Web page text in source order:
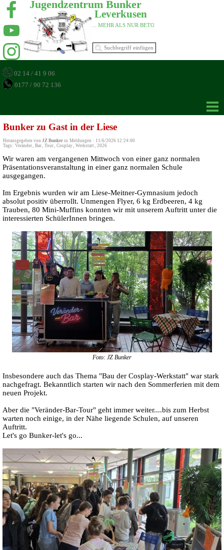
Jugendzentrum Bunker
... MEHR ALS NUR BETON
02 14 / 41 9 06
0177 / 90 72 136
Leverkusen
Bunker zu Gast in der Liese
Herausgegeben von JZ Bunker in Meldungen · 11/6/2026 12:24:00
Tags: Veränder, Bar, Tour, Cosplay, Werkstatt , 2026
Wir waren am vergangenen Mittwoch von einer ganz normalen
Präsentationsveranstaltung in einer ganz normalen Schule
ausgegangen.
Im Ergebnis wurden wir am Liese-Meitner-Gymnasium jedoch
absolut positiv überrollt. Unmengen Flyer, 6 kg Erdbeeren, 4 kg
Trauben, 80 Mini-Muffins konnten wir mit unserem Auftritt unter die
interessierten SchülerInnen bringen.
Foto: JZ Bunker
Insbesondere auch das Thema "Bau der Cosplay-Werkstatt" war stark
nachgefragt. Bekanntlich starten wir nach den Sommerferien mit dem
neuen Projekt.
Aber die "Veränder-Bar-Tour" geht immer weiter....bis zum Herbst
warten noch einige, in der Nähe liegende Schulen, auf unseren
Auftritt.
Let's go Bunker-let's go...